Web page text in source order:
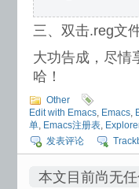
三、双击.reg文
大功告成，尽情
哈！
Other
Edit with Emacs, Emacs,
单, Emacs注册表,
发表评论
本文目前尚无